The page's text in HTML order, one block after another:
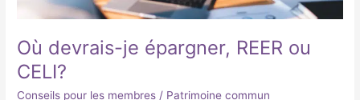
Où devrais-je épargner, REER ou
CELI?
Conseils pour les membres / Patrimoine commun